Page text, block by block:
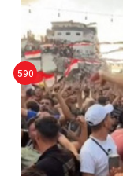
590